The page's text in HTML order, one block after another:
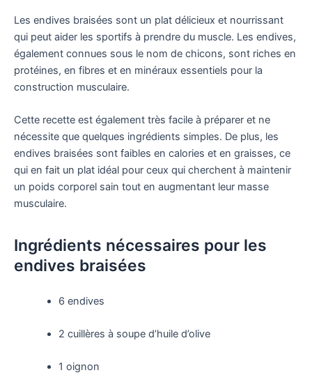
Les endives braisées sont un plat délicieux et nourrissant
qui peut aider les sportifs à prendre du muscle. Les endives,
également connues sous le nom de chicons, sont riches en
protéines, en fibres et en minéraux essentiels pour la
construction musculaire.
Cette recette est également très facile à préparer et ne
nécessite que quelques ingrédients simples. De plus, les
endives braisées sont faibles en calories et en graisses, ce
qui en fait un plat idéal pour ceux qui cherchent à maintenir
un poids corporel sain tout en augmentant leur masse
musculaire.
Ingrédients nécessaires pour les
endives braisées
6 endives
2 cuillères à soupe d’huile d’olive
1 oignon